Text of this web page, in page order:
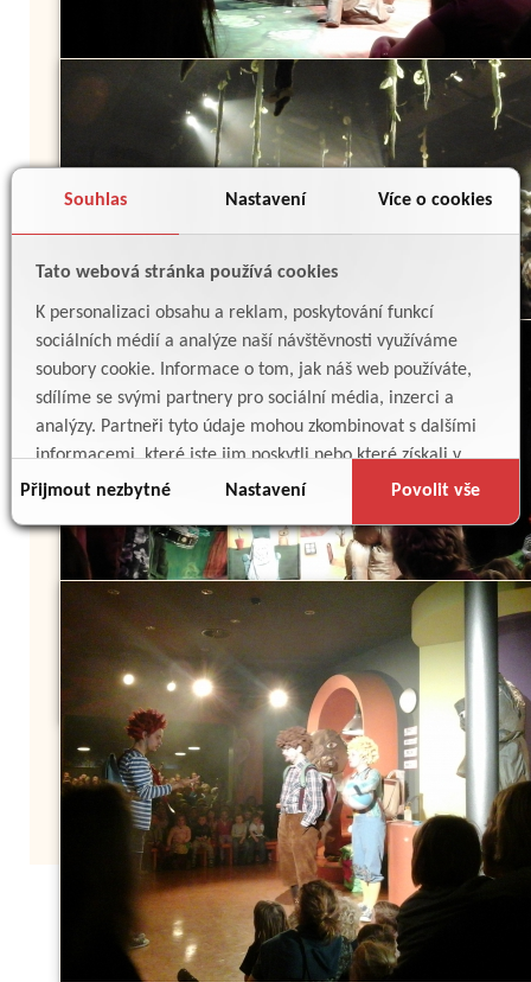
Souhlas Nastavení Více o cookies
Tato webová stránka používá cookies
K personalizaci obsahu a reklam, poskytování funkcí
sociálních médií a analýze naší návštěvnosti využíváme
soubory cookie. Informace o tom, jak náš web používáte,
sdílíme se svými partnery pro sociální média, inzerci a
analýzy. Partneři tyto údaje mohou zkombinovat s dalšími
informacemi, které jste jim poskytli nebo které získali v
důsledku toho, že používáte jejich služby.
Přijmout nezbytné Nastavení Povolit vše